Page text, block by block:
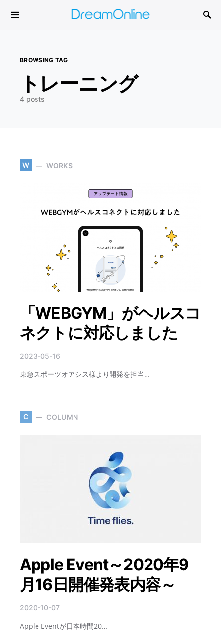
BROWSING TAG
トレーニング
4 posts
W WORKS
「WEBGYM」がヘルスコ
ネクトに対応しました
2023-05-16
東急スポーツオアシス様より開発を担当…
C COLUMN
Apple Event～2020年9
月16日開催発表内容～
2020-10-07
Apple Eventが日本時間20…